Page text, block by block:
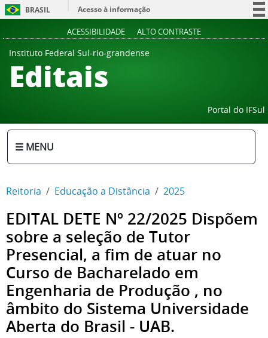
BRASIL
Acesso à informação
ACESSIBILIDADE ALTO CONTRASTE
Instituto Federal Sul-rio-grandense
Editais
Portal do IFSul
☰ MENU
Reitoria Educação a Distância 2025
EDITAL DETE Nº 22/2025 Dispõem
sobre a seleção de Tutor
Presencial, a fim de atuar no
Curso de Bacharelado em
Engenharia de Produção , no
âmbito do Sistema Universidade
Aberta do Brasil - UAB.